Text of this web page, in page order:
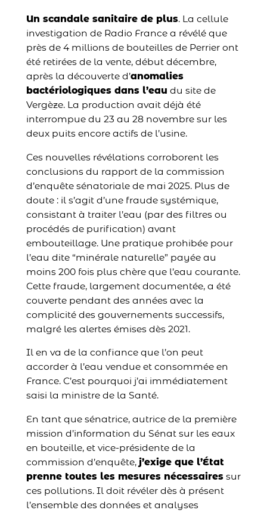
Un scandale sanitaire de plus. La cellule
investigation de Radio France a révélé que
près de 4 millions de bouteilles de Perrier ont
été retirées de la vente, début décembre,
après la découverte d’anomalies
bactériologiques dans l’eau du site de
Vergèze. La production avait déjà été
interrompue du 23 au 28 novembre sur les
deux puits encore actifs de l’usine.
Ces nouvelles révélations corroborent les
conclusions du rapport de la commission
d’enquête sénatoriale de mai 2025. Plus de
doute : il s’agit d’une fraude systémique,
consistant à traiter l’eau (par des filtres ou
procédés de purification) avant
embouteillage. Une pratique prohibée pour
l’eau dite “minérale naturelle” payée au
moins 200 fois plus chère que l’eau courante.
Cette fraude, largement documentée, a été
couverte pendant des années avec la
complicité des gouvernements successifs,
malgré les alertes émises dès 2021.
Il en va de la confiance que l’on peut
accorder à l’eau vendue et consommée en
France. C’est pourquoi j’ai immédiatement
saisi la ministre de la Santé.
En tant que sénatrice, autrice de la première
mission d’information du Sénat sur les eaux
en bouteille, et vice-présidente de la
commission d’enquête, j’exige que l’État
prenne toutes les mesures nécessairessur
ces pollutions. Il doit révéler dès à présent
l’ensemble des données et analyses